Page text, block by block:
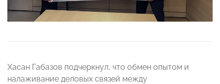
Хасан Габазов подчеркнул, что обмен опытом и
налаживание деловых связей между